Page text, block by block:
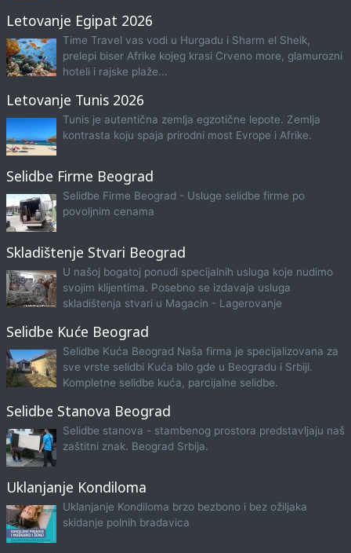
Letovanje Egipat 2026
Time Travel vas vodi u Hurgadu i Sharm el Sheik,
prelepi biser Afrike kojeg krasi Crveno more, glamurozni
hoteli i rajske plaže...
Letovanje Tunis 2026
Tunis je autentična zemlja egzotične lepote. Zemlja
kontrasta koju spaja prirodni most Evrope i Afrike.
Selidbe Firme Beograd
Selidbe Firme Beograd - Usluge selidbe firme po
povoljnim cenama
Skladištenje Stvari Beograd
U našoj bogatoj ponudi specijalnih usluga koje nudimo
svojim klijentima. Posebno se izdavaja usluga
skladištenja stvari u Magacin - Lagerovanje
Selidbe Kuće Beograd
Selidbe Kuća Beograd Naša firma je specijalizovana za
sve vrste selidbi Kuća bilo gde u Beogradu i Srbiji.
Kompletne selidbe kuća, parcijalne selidbe.
Selidbe Stanova Beograd
Selidbe stanova - stambenog prostora predstavljaju naš
zaštitni znak. Beograd Srbija.
Uklanjanje Kondiloma
Uklanjanje Kondiloma brzo bezbono i bez ožiljaka
skidanje polnih bradavica